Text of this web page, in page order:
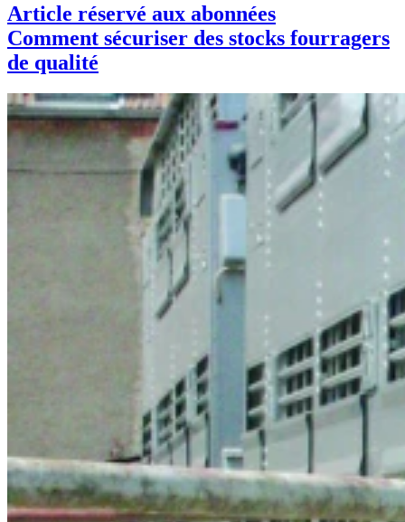
Article réservé aux abonnées
Comment sécuriser des stocks fourragers
de qualité